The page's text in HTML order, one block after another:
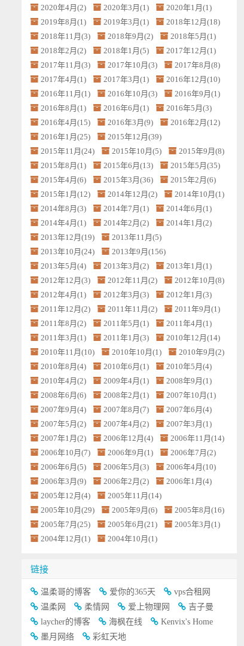
2020年4月(2)
2020年3月(1)
2020年1月(1)
2019年8月(1)
2019年3月(1)
2018年12月(18)
2018年11月(3)
2018年9月(2)
2018年5月(1)
2018年2月(2)
2018年1月(5)
2017年12月(1)
2017年11月(3)
2017年10月(3)
2017年8月(8)
2017年4月(1)
2017年3月(1)
2016年12月(10)
2016年11月(1)
2016年10月(3)
2016年9月(1)
2016年8月(1)
2016年6月(1)
2016年5月(3)
2016年4月(15)
2016年3月(9)
2016年2月(12)
2016年1月(25)
2015年12月(39)
2015年11月(24)
2015年10月(5)
2015年9月(8)
2015年8月(1)
2015年6月(13)
2015年5月(35)
2015年4月(6)
2015年3月(36)
2015年2月(6)
2015年1月(12)
2014年12月(2)
2014年10月(1)
2014年8月(3)
2014年7月(1)
2014年6月(1)
2014年4月(1)
2014年2月(2)
2014年1月(2)
2013年12月(19)
2013年11月(5)
2013年10月(24)
2013年9月(156)
2013年5月(4)
2013年3月(2)
2013年1月(1)
2012年12月(3)
2012年11月(2)
2012年10月(8)
2012年4月(1)
2012年3月(3)
2012年1月(3)
2011年12月(2)
2011年11月(2)
2011年9月(1)
2011年8月(2)
2011年5月(1)
2011年4月(1)
2011年3月(1)
2011年1月(3)
2010年12月(14)
2010年11月(10)
2010年10月(1)
2010年9月(2)
2010年8月(4)
2010年6月(1)
2010年5月(4)
2010年4月(2)
2009年4月(1)
2008年9月(1)
2008年6月(6)
2008年2月(1)
2007年10月(1)
2007年9月(4)
2007年8月(7)
2007年6月(4)
2007年5月(2)
2007年4月(2)
2007年3月(1)
2007年1月(2)
2006年12月(4)
2006年11月(14)
2006年10月(7)
2006年9月(1)
2006年7月(2)
2006年6月(5)
2006年5月(3)
2006年4月(10)
2006年3月(9)
2006年2月(2)
2006年1月(4)
2005年12月(4)
2005年11月(14)
2005年10月(29)
2005年9月(6)
2005年8月(16)
2005年7月(25)
2005年6月(21)
2005年3月(1)
2004年12月(1)
2004年10月(1)
链接
温柔哥的博客 爱你的365天
vps合租网
温柔网
柔情网 爱上物理网
吉子曼
laycher的博客
海枫在线
Kenvix's Home
墨月网络
彩虹天地